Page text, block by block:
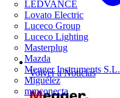
LEDVANCE
Lovato Electric
Luceco Group
Luceco Lighting
Masterplug
Mazda
Megger Instruments S.L.
Miguélez
mmconecta
Volver a Noticias